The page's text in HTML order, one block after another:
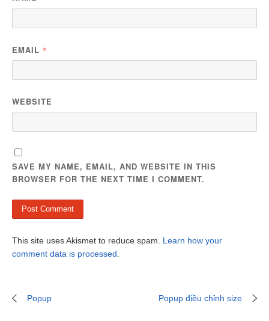
EMAIL *
WEBSITE
SAVE MY NAME, EMAIL, AND WEBSITE IN THIS
BROWSER FOR THE NEXT TIME I COMMENT.
This site uses Akismet to reduce spam. Learn how your
comment data is processed
Popup Popup điều chỉnh size